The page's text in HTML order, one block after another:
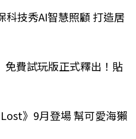
技秀AI智慧照顧 打造居
費試玩版正式釋出！貼
》9月登場 幫可愛海獺